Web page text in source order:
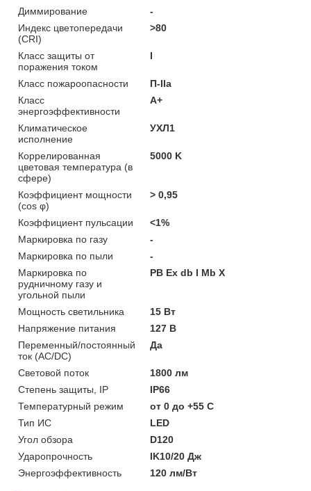
Диммирование
-
Индекс цветопередачи
(CRI)
>80
Класс защиты от
поражения током
I
Класс пожароопасности
П-ІІа
Класс
энергоэффективности
A+
Климатическое
исполнение
УХЛ1
Коррелированная
цветовая температура (в
сфере)
5000 K
Коэффициент мощности
(cos φ)
> 0,95
Коэффициент пульсации
<1%
Маркировка по газу
-
Маркировка по пыли
-
Маркировка по
рудничному газу и
угольной пыли
РВ Ex db I Mb X
Мощность светильника
15 Вт
Напряжение питания
127 В
Переменный/постоянный
ток (AC/DC)
Да
Световой поток
1800 лм
Степень защиты, IP
IP66
Температурный режим
от 0 до +55 C
Тип ИС
LED
Угол обзора
D120
Ударопрочность
IK10/20 Дж
Энергоэффективность
120 лм/Вт